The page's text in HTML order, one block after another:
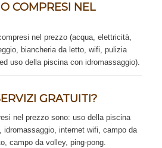
COMPRESI NEL
nel prezzo (acqua, elettricità,
biancheria da letto, wifi, pulizia
uso della piscina con idromassaggio).
GRATUITI?
nel prezzo sono: uso della piscina
idromassaggio, internet wifi, campo da
campo da volley, ping-pong.